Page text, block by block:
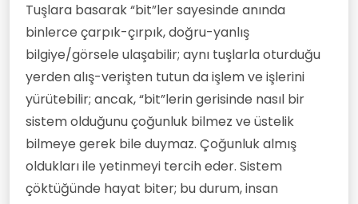
Tuşlara basarak “bit”ler sayesinde anında
binlerce çarpık-çırpık, doğru-yanlış
bilgiye/görsele ulaşabilir; aynı tuşlarla oturduğu
yerden alış-verişten tutun da işlem ve işlerini
yürütebilir; ancak, “bit”lerin gerisinde nasıl bir
sistem olduğunu çoğunluk bilmez ve üstelik
bilmeye gerek bile duymaz. Çoğunluk almış
oldukları ile yetinmeyi tercih eder. Sistem
çöktüğünde hayat biter; bu durum, insan